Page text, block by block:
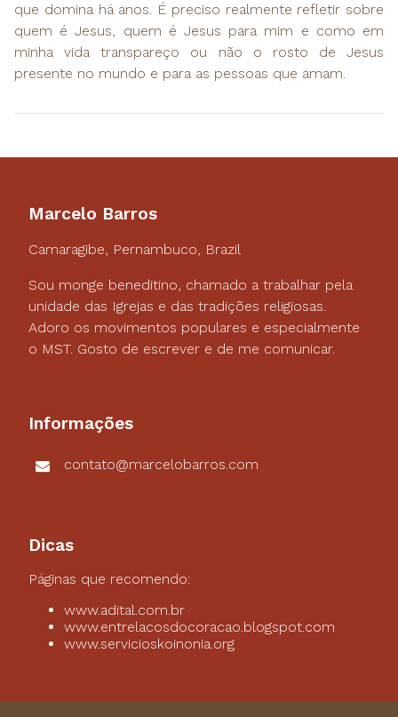
que domina há anos. É preciso realmente refletir sobre
quem é Jesus, quem é Jesus para mim e como em
minha vida transpareço ou não o rosto de Jesus
presente no mundo e para as pessoas que amam.
Marcelo Barros
Camaragibe, Pernambuco, Brazil
Sou monge beneditino, chamado a trabalhar pela
unidade das Igrejas e das tradições religiosas.
Adoro os movimentos populares e especialmente
o MST. Gosto de escrever e de me comunicar.
Informações
contato@marcelobarros.com
Dicas
Páginas que recomendo:
www.adital.com.br
www.entrelacosdocoracao.blogspot.com
www.servicioskoinonia.org